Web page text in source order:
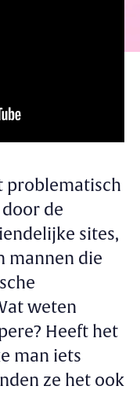
problematisch
de
sites,
mannen die
weten
Heeft het
man iets
ze het ook